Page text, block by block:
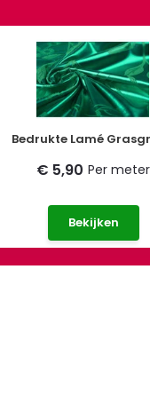
Bedrukte Lamé
€ 5,90 Per meter
Bekijken